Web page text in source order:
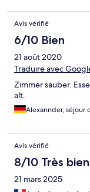
Avis vérifié
6/10 Bien
21 août 2020
Traduire avec
Zimmer sauber.
alt.
Alexannder, séjour
Avis vérifié
8/10 Très bien
21 mars 2025